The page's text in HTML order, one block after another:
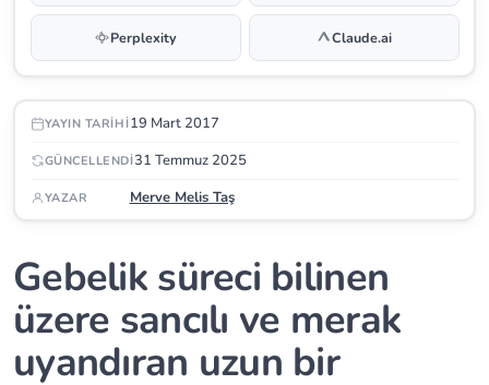
Perplexity Claude.ai
YAYIN TARIHI19 Mart 2017
GÜNCELLENDI31 Temmuz 2025
YAZAR Merve Melis Taş
Gebelik süreci bilinen
üzere sancılı ve merak
uyandıran uzun bir